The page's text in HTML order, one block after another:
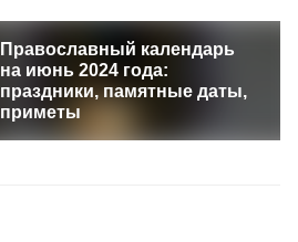
Православный календарь
на июнь 2024 года:
праздники, памятные даты,
приметы